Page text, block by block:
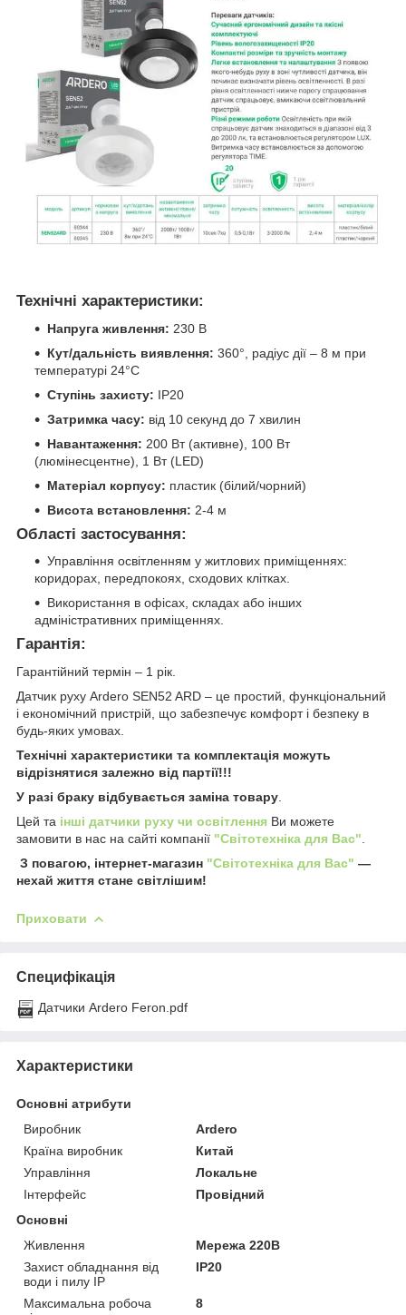
Технічні характеристики:
Напруга живлення: 230 В
Кут/дальність виявлення: 360°, радіус дії – 8 м при
температурі 24°C
Ступінь захисту: IP20
Затримка часу: від 10 секунд до 7 хвилин
Навантаження: 200 Вт (активне), 100 Вт
(люмінесцентне), 1 Вт (LED)
Матеріал корпусу: пластик (білий/чорний)
Висота встановлення: 2-4 м
Області застосування:
Управління освітленням у житлових приміщеннях:
коридорах, передпокоях, сходових клітках.
Використання в офісах, складах або інших
адміністративних приміщеннях.
Гарантія:
Гарантійний термін – 1 рік.
Датчик руху Ardero SEN52 ARD – це простий, функціональний
і економічний пристрій, що забезпечує комфорт і безпеку в
будь-яких умовах.
Технічні характеристики та комплектація можуть
відрізнятися залежно від партії!!!
У разі браку відбувається заміна товару
Цей та інші датчики руху чи освітлення Ви можете
замовити в нас на сайті компанії "Світотехніка для Вас"
З повагою, інтернет-магазин "Світотехніка для Вас" —
нехай життя стане світлішим!
Приховати
Специфікація
Датчики Ardero Feron.pdf
Характеристики
Основні атрибути
Виробник
Ardero
Країна виробник
Китай
Управління
Локальне
Інтерфейс
Провідний
Основні
Живлення
Мережа 220В
Захист обладнання від
води і пилу IP
IP20
Максимальна робоча
8